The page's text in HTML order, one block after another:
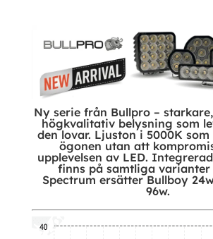
Ny serie från Bullpro –
högkvalitativ belysning som
den lovar. Ljuston i 5000K
ögonen utan att
upplevelsen av LED.
finns på samtliga varianter
Spectrum ersätter Bullboy
96w.